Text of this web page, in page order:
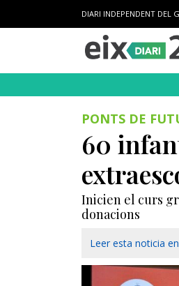
DIARI INDEPENDENT DEL
PONTS DE
60
Inicien el curs
donacions
Leer esta noticia